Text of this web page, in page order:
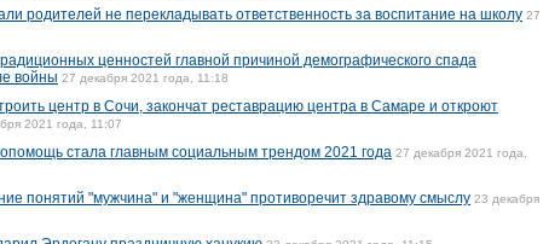
родителей не перекладывать ответственность за воспитание на школу 27
ценностей главной причиной демографического спада
войны 27 декабря 2021 года, 11:18
центр в Сочи, закончат реставрацию центра в Самаре и откроют
2021 года, 11:07
стала главным социальным трендом 2021 года 27 декабря 2021 года,
понятий "мужчина" и "женщина" противоречит здравому смыслу 23 декабря